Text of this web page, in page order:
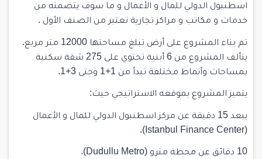
اسطنبول الدولي للمال و الأعمال و ما سوف يتضمنه من
خدمات و مكاتب و مراكز تجارية تعتبر من الصنف الأول .
تم بناء المشروع على أرض تبلغ مساحتها 12000 متر مربع.
يتألف المشروع من 6 أبنية تحتوي على 275 شقة سكنية
بمساحات وأنماط مختلفة تبدأ من 1+1 وحتى 3+1.
يتميز المشروع بموقعه الاستراتيجي حيث:
يبعد 15 دقيقة عن مركز اسطنبول الدولي للمال و الأعمال
(Istanbul Finance Center).
10 دقائق عن محطة مترو (Dudullu Metro).